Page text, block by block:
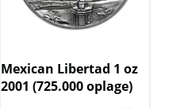
Mexican Libertad 1 oz
2001 (725.000 oplage)